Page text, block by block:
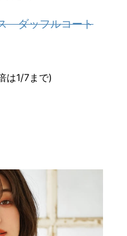
ダッフルコート
は1/7まで)